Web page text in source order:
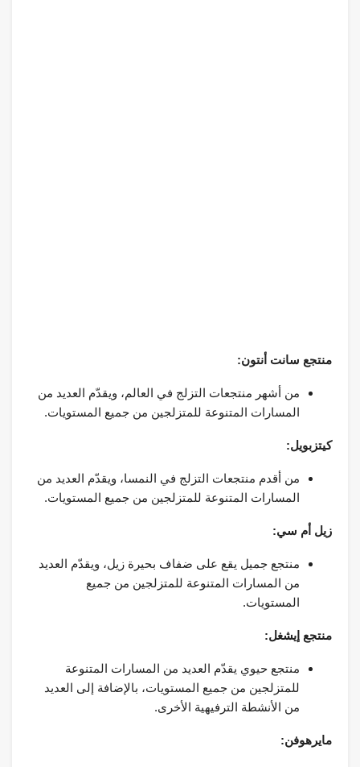
منتجع سانت أنتون:
من أشهر منتجعات التزلج في العالم، ويقدّم العديد من
المسارات المتنوعة للمتزلجين من جميع المستويات.
كيتزبويل:
من أقدم منتجعات التزلج في النمسا، ويقدّم العديد من
المسارات المتنوعة للمتزلجين من جميع المستويات.
زيل أم سي:
منتجع جميل يقع على ضفاف بحيرة زيل، ويقدّم العديد
من المسارات المتنوعة للمتزلجين من جميع
المستويات.
منتجع إيشغل:
منتجع حيوي يقدّم العديد من المسارات المتنوعة
للمتزلجين من جميع المستويات، بالإضافة إلى العديد
من الأنشطة الترفيهية الأخرى.
مايرهوفن: